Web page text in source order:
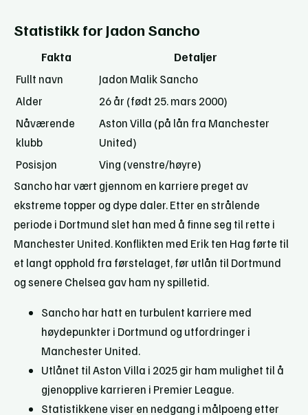
Statistikk for Jadon Sancho
Fakta
Detaljer
Fullt navn
Jadon Malik Sancho
Alder
26 år (født 25. mars 2000)
Nåværende
klubb
Aston Villa (på lån fra Manchester
United)
Posisjon
Ving (venstre/høyre)
Sancho har vært gjennom en karriere preget av
ekstreme topper og dype daler. Etter en strålende
periode i Dortmund slet han med å finne seg til rette i
Manchester United. Konflikten med Erik ten Hag førte til
et langt opphold fra førstelaget, før utlån til Dortmund
og senere Chelsea gav ham ny spilletid.
Sancho har hatt en turbulent karriere med
høydepunkter i Dortmund og utfordringer i
Manchester United.
Utlånet til Aston Villa i 2025 gir ham mulighet til å
gjenopplive karrieren i Premier League.
Statistikkene viser en nedgang i målpoeng etter